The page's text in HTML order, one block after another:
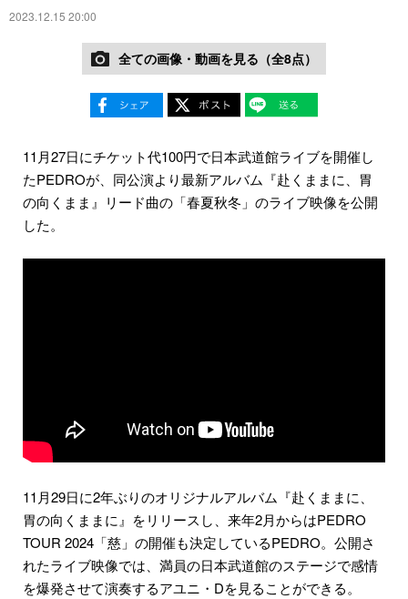
2023.12.15 20:00
全ての画像・動画を見る（全8点）
11月27日にチケット代100円で日本武道館ライブを開催し
たPEDROが、同公演より最新アルバム『赴くままに、胃
の向くまま』リード曲の「春夏秋冬」のライブ映像を公開
した。
11月29日に2年ぶりのオリジナルアルバム『赴くままに、
胃の向くままに』をリリースし、来年2月からはPEDRO
TOUR 2024「慈」の開催も決定しているPEDRO。公開さ
れたライブ映像では、満員の日本武道館のステージで感情
を爆発させて演奏するアユニ・Dを見ることができる。